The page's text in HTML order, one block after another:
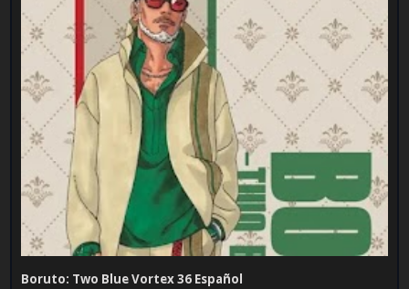
Boruto: Two Blue Vortex 36 Español